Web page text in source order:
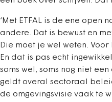
‘Met ETFAL is de ene open
andere. Dat is bewust en
Die moet je wel weten.
En dat is pas echt
soms wel, soms nog niet
geldt overal sectoraal
de omgevingsvisie vaak te